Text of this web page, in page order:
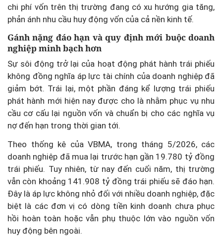
chi phí vốn trên thị trường đang có xu hướng gia tăng,
phản ánh nhu cầu huy động vốn của cả nền kinh tế.
Gánh nặng đáo hạn và quy định mới buộc doanh
nghiệp minh bạch hơn
Sự sôi động trở lại của hoạt động phát hành trái phiếu
không đồng nghĩa áp lực tài chính của doanh nghiệp đã
giảm bớt. Trái lại, một phần đáng kể lượng trái phiếu
phát hành mới hiện nay được cho là nhằm phục vụ nhu
cầu cơ cấu lại nguồn vốn và chuẩn bị cho các nghĩa vụ
nợ đến hạn trong thời gian tới.
Theo thống kê của VBMA, trong tháng 5/2026, các
doanh nghiệp đã mua lại trước hạn gần 19.780 tỷ đồng
trái phiếu. Tuy nhiên, từ nay đến cuối năm, thị trường
vẫn còn khoảng 141.908 tỷ đồng trái phiếu sẽ đáo hạn.
Đây là áp lực không nhỏ đối với nhiều doanh nghiệp, đặc
biệt là các đơn vị có dòng tiền kinh doanh chưa phục
hồi hoàn toàn hoặc vẫn phụ thuộc lớn vào nguồn vốn
huy động bên ngoài.